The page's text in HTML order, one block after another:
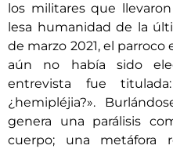
los militares que
lesa humanidad de la
de marzo 2021, el
aún no había sido
entrevista fue
¿hemipléjia?».
genera una parálisis
cuerpo; una metáfora